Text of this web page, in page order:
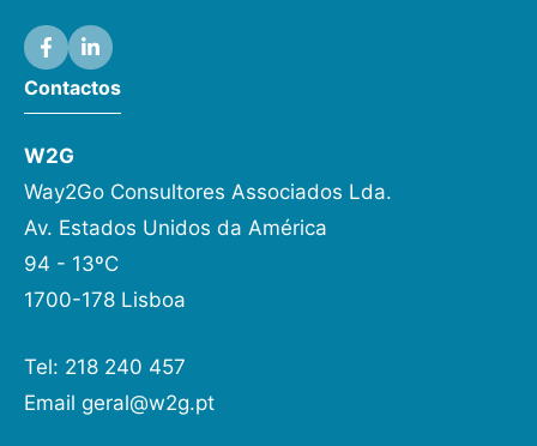
Contactos
W2G
Way2Go Consultores Associados Lda.
Av. Estados Unidos da América
94 - 13ºC
1700-178 Lisboa
Tel: 218 240 457
Email geral@w2g.pt